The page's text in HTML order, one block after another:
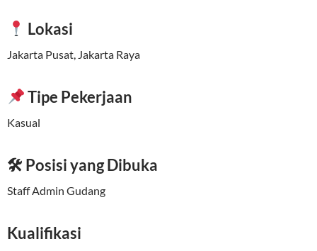
Lokasi
Jakarta Pusat, Jakarta Raya
Tipe Pekerjaan
Kasual
🛠 Posisi yang Dibuka
Staff Admin Gudang
Kualifikasi